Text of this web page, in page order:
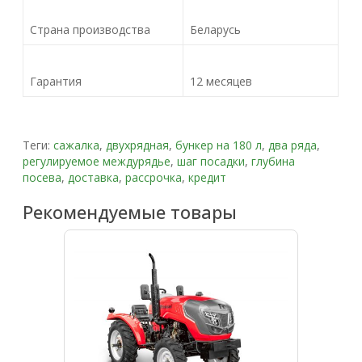
Страна производства Беларусь
Гарантия 12 месяцев
Теги:сажалка, двухрядная,бункер на 180 л, два ряда,
регулируемое междурядье,шаг посадки,глубина
посева, доставка,рассрочка,кредит
Рекомендуемые товары